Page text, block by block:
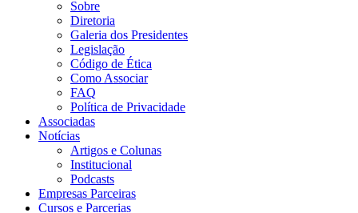
Sobre
Diretoria
Galeria dos Presidentes
Legislação
Código de Ética
Como Associar
FAQ
Política de Privacidade
Associadas
Notícias
Artigos e Colunas
Institucional
Podcasts
Empresas Parceiras
Cursos e Parcerias